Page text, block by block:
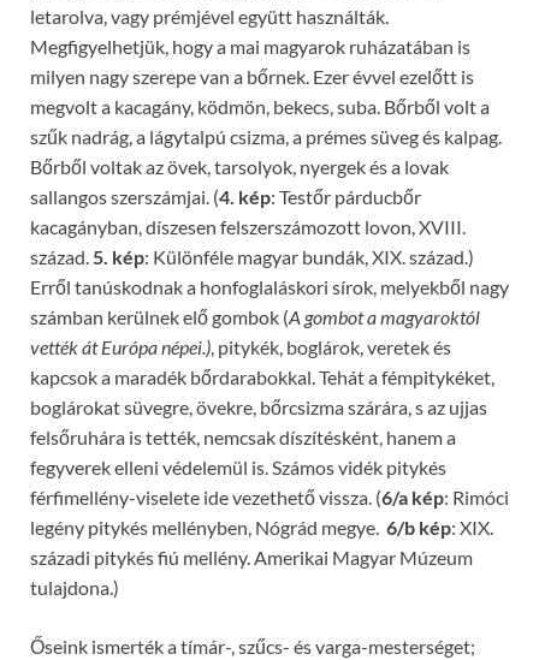
letarolva, vagy prémjével együtt használták.
Megfigyelhetjük, hogy a mai magyarok ruházatában is
milyen nagy szerepe van a bőrnek. Ezer évvel ezelőtt is
megvolt a kacagány, ködmön, bekecs, suba. Bőrből volt a
szűk nadrág, a lágytalpú csizma, a prémes süveg és kalpag.
Bőrből voltak az övek, tarsolyok, nyergek és a lovak
sallangos szerszámjai. (4. kép: Testőr párducbőr
kacagányban, díszesen felszerszámozott lovon, XVIII.
század.5. kép: Különféle magyar bundák, XIX. század.)
Erről tanúskodnak a honfoglaláskori sírok, melyekből nagy
számban kerülnek elő gombok (A gombot a magyaroktól
vették át Európa népei.), pitykék, boglárok, veretek és
kapcsok a maradék bőrdarabokkal. Tehát a fémpitykéket,
boglárokat süvegre, övekre, bőrcsizma szárára, s az ujjas
felsőruhára is tették, nemcsak díszítésként, hanem a
fegyverek elleni védelemül is. Számos vidék pitykés
férfimellény-viselete ide vezethető vissza. (6/a kép: Rimóci
legény pitykés mellényben, Nógrád megye. 6/b kép: XIX.
századi pitykés fiú mellény. Amerikai Magyar Múzeum
tulajdona.)
Őseink ismerték a tímár-, szűcs- és varga-mesterséget;